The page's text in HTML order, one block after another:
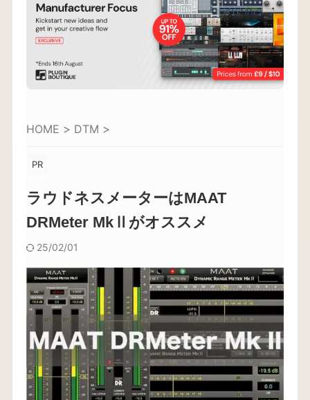
HOME > DTM >
PR
ラウドネスメーターはMAAT
DRMeter MkⅡがオススメ
25/02/01